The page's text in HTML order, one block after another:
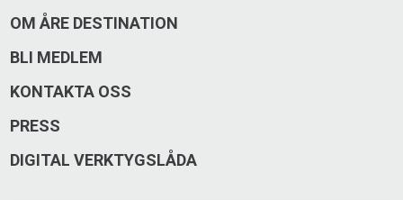
OM ÅRE DESTINATION
BLI MEDLEM
KONTAKTA OSS
PRESS
DIGITAL VERKTYGSLÅDA